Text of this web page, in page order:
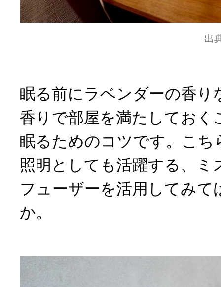
出
眠る前にラベンダーの香り
香りで部屋を満たしておく
眠るためのコツです。こち
照明としても活躍する、ミ
フューザーを活用してみて
か。